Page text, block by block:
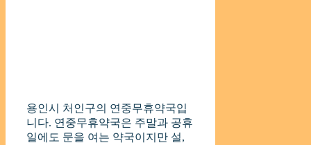
용인시 처인구의 연중무휴약국입
니다. 연중무휴약국은 주말과 공휴
일에도 문을 여는 약국이지만 설,